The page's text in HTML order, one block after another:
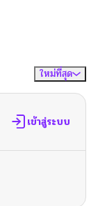
05/21/2026
05/18/2026
05/10/2026
ใหม่ที่สุด
เข้าสู่ระบบ